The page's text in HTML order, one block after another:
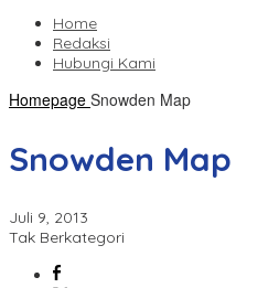
Home
Redaksi
Hubungi Kami
Homepage Snowden Map
Snowden Map
Juli 9, 2013
Tak Berkategori